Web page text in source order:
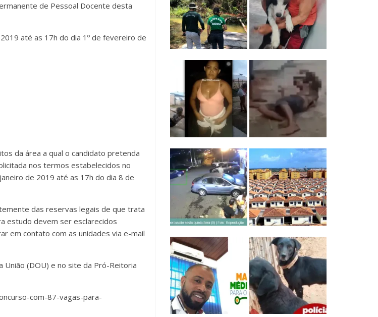
de Pessoal Docente desta
até as 17h do dia 1º de fevereiro de
da área a qual o candidato pretenda
nos termos estabelecidos no
de 2019 até as 17h do dia 8 de
das reservas legais de que trata
estudo devem ser esclarecidos
em contato com as unidades via e-mail
(DOU) e no site da Pró-Reitoria
com-87-vagas-para-